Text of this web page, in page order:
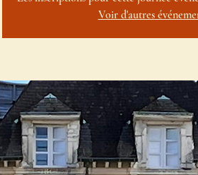
Voir d'autres